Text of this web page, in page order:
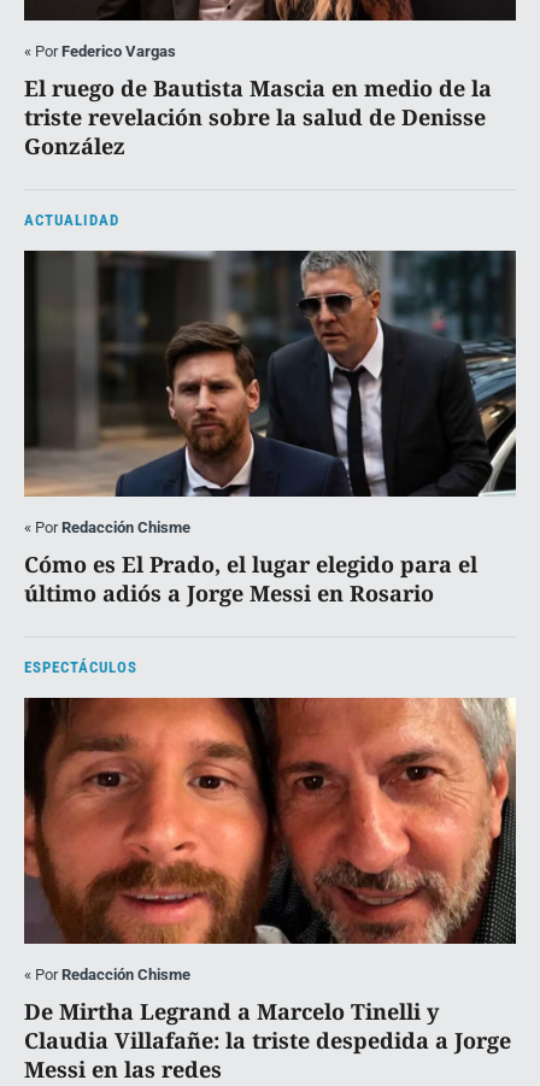
« PorFederico Vargas
El ruego de Bautista Mascia en medio de la
triste revelación sobre la salud de Denisse
González
ACTUALIDAD
« PorRedacción Chisme
Cómo es El Prado, el lugar elegido para el
último adiós a Jorge Messi en Rosario
ESPECTÁCULOS
« PorRedacción Chisme
De Mirtha Legrand a Marcelo Tinelli y
Claudia Villafañe: la triste despedida a Jorge
Messi en las redes